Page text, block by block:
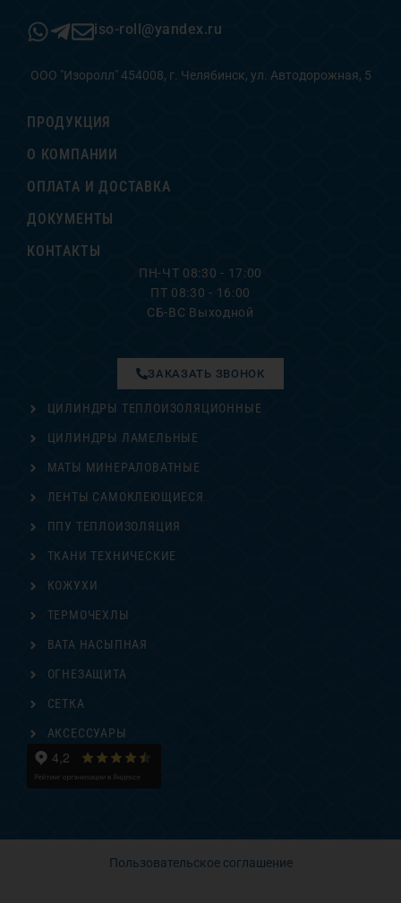
iso-roll@yandex.ru
ООО "Изоролл" 454008, г. Челябинск, ул. Автодорожная, 5
ПРОДУКЦИЯ
О КОМПАНИИ
ОПЛАТА И ДОСТАВКА
ДОКУМЕНТЫ
КОНТАКТЫ
ПН-ЧТ 08:30 - 17:00
ПТ 08:30 - 16:00
СБ-ВС Выходной
ЦИЛИНДРЫ ТЕПЛОИЗОЛЯЦИОННЫЕ
ЦИЛИНДРЫ ЛАМЕЛЬНЫЕ
МАТЫ МИНЕРАЛОВАТНЫЕ
ЛЕНТЫ САМОКЛЕЮЩИЕСЯ
ППУ ТЕПЛОИЗОЛЯЦИЯ
ТКАНИ ТЕХНИЧЕСКИЕ
ЗАКАЗАТЬ ЗВОНОК
КОЖУХИ
ТЕРМОЧЕХЛЫ
ВАТА НАСЫПНАЯ
ОГНЕЗАЩИТА
СЕТКА
АКСЕССУАРЫ
Пользовательское соглашение